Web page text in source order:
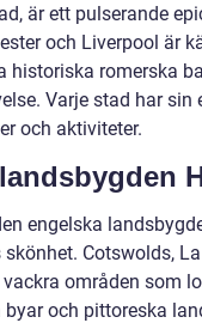
är ett pulserande
och Liverpool är
historiska romerska
Varje stad har sin
och aktiviteter.
engelska
Cotswolds,
områden som
och pittoreska